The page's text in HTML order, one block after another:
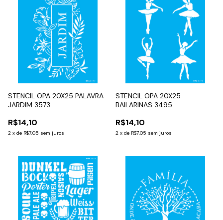
STENCIL OPA 20X25 PALAVRA
JARDIM 3573
R$14,10
2 x de R$7,05 sem juros
STENCIL OPA 20X25
BAILARINAS 3495
R$14,10
2 x de R$7,05 sem juros